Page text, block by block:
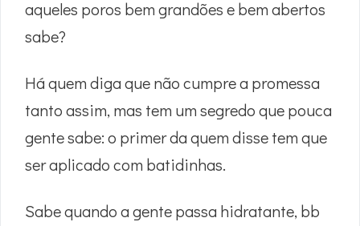
aqueles poros bem grandões e bem abertos
sabe?
Há quem diga que não cumpre a promessa
tanto assim, mas tem um segredo que pouca
gente sabe: o primer da quem disse tem que
ser aplicado com batidinhas.
Sabe quando a gente passa hidratante, bb